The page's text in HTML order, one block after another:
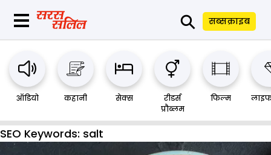
⚲ सब्सक्राइब
ऑडियो कहानी सेक्स
रीडर्स
प्रौब्लम
फिल्म
SEO Keywords: salt